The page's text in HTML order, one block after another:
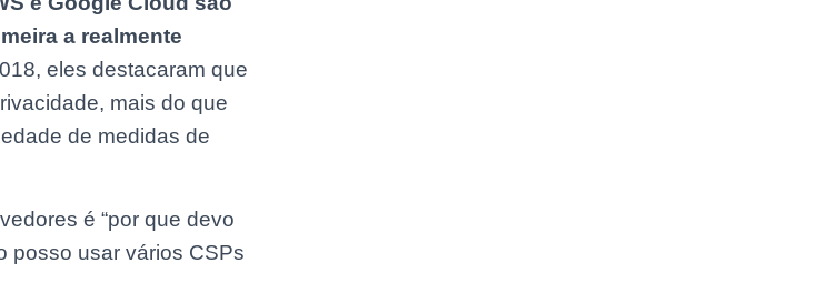
a realmente
eles destacaram que
mais do que
de medidas de
é “por que devo
posso usar vários CSPs